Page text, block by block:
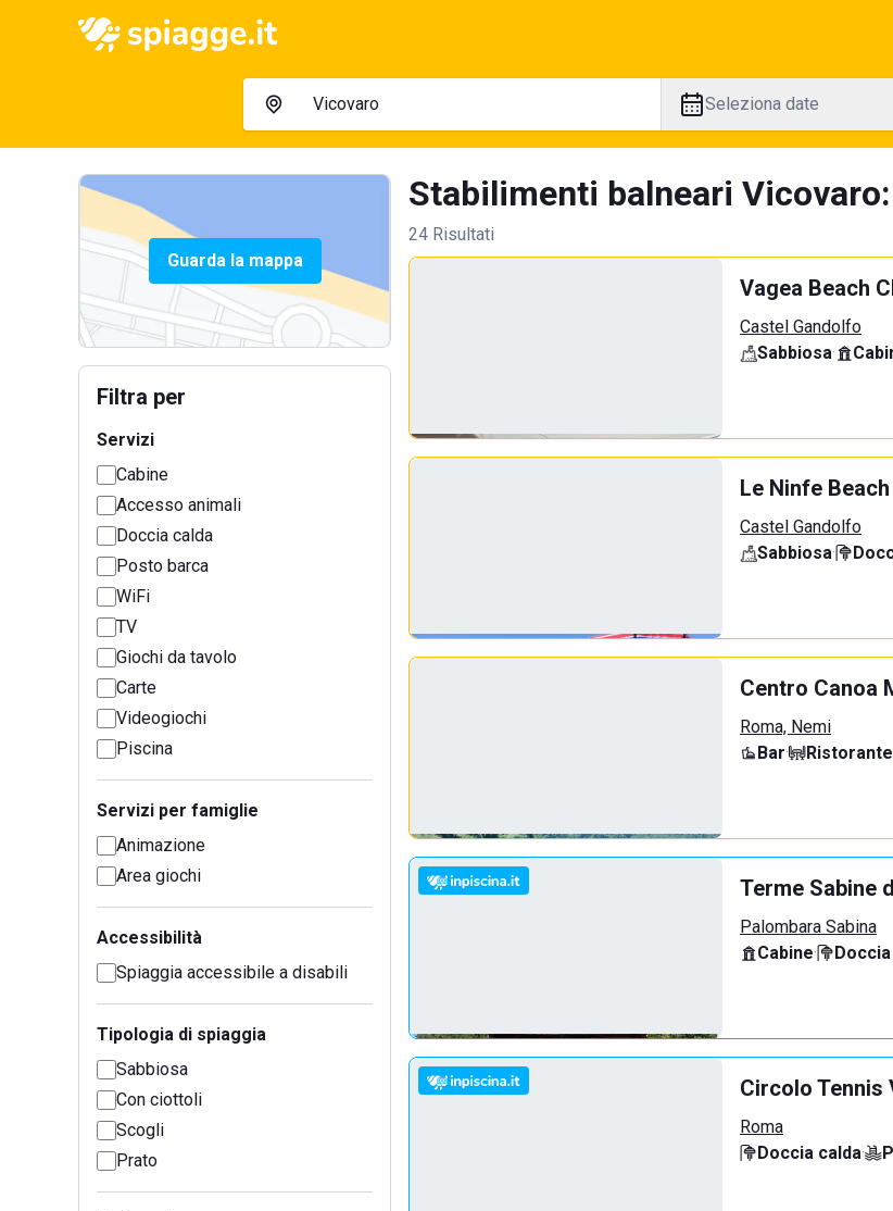
Seleziona date
Guarda la mappa
Filtra per
Servizi
Cabine
Accesso animali
Doccia calda
Posto barca
WiFi
TV
Giochi da tavolo
Carte
Videogiochi
Piscina
Servizi per famiglie
Animazione
Area giochi
Accessibilità
Spiaggia accessibile a disabili
Tipologia di spiaggia
Sabbiosa
Con ciottoli
Scogli
Prato
Stabilimenti balneari
24 Risultati
Vagea Beach
Castel Gandolfo
Sabbiosa·
Le Ninfe
Castel Gandolfo
Sabbiosa·
Centro Canoa
Roma, Nemi
Bar· Ristorante
Terme Sabine
Palombara Sabina
Cabine·
Circolo Tennis
Roma
Doccia calda·